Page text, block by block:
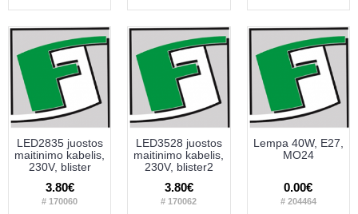
LED2835 juostos
maitinimo kabelis,
230V, blister
3.80€
# 170060
LED3528 juostos
maitinimo kabelis,
230V, blister2
3.80€
# 170062
Lempa 40W, E27,
MO24
0.00€
# 204464